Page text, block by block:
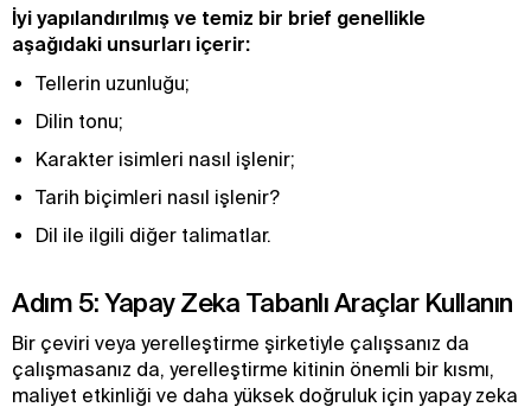
İyi yapılandırılmış ve temiz bir brief genellikle
aşağıdaki unsurları içerir:
Tellerin uzunluğu;
Dilin tonu;
Karakter isimleri nasıl işlenir;
Tarih biçimleri nasıl işlenir?
Dil ile ilgili diğer talimatlar.
Adım 5: Yapay Zeka Tabanlı Araçlar Kullanın
Bir çeviri veya yerelleştirme şirketiyle çalışsanız da
çalışmasanız da, yerelleştirme kitinin önemli bir kısmı,
maliyet etkinliği ve daha yüksek doğruluk için yapay zeka